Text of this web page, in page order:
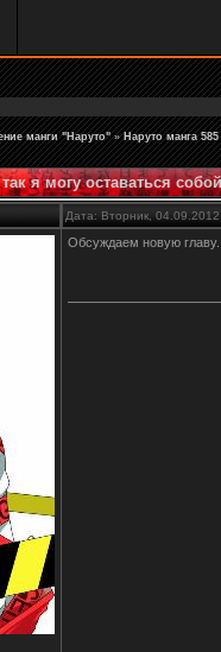
манги "Наруто" » Наруто манга
я могу оставаться
Дата: Вторник,
Обсуждаем новую